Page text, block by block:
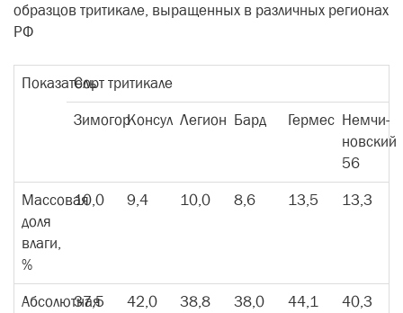
образцов тритикале, выращенных в различных регионах
РФ
ПоказательСорт тритикале
ЗимогорКонсул Легион Бард Гермес Немчи-
новский
56
Массовая
доля
влаги,
%
10,0 9,4 10,0 8,6 13,5 13,3
Абсолютная
37,5 42,0 38,8 38,0 44,1 40,3